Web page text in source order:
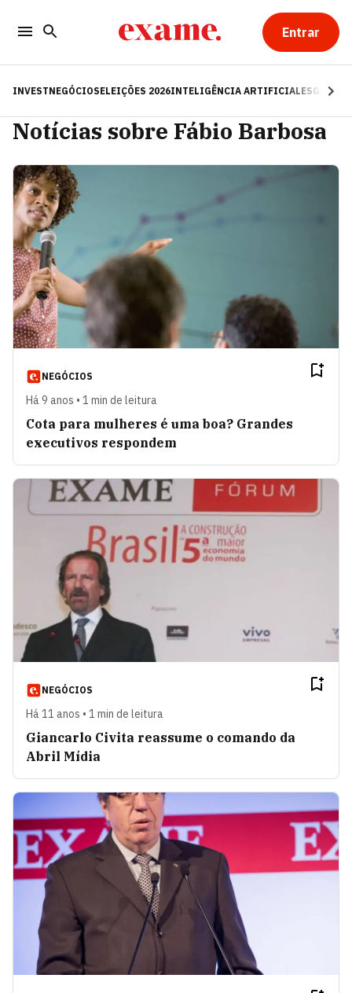
Entrar
INVESTNEGÓCIOSELEIÇÕES 2026INTELIGÊNCIA ARTIFICIALESG
Notícias sobre Fábio Barbosa
NEGÓCIOS
Há 9 anos • 1 min de leitura
Cota para mulheres é uma boa? Grandes
executivos respondem
NEGÓCIOS
Há 11 anos • 1 min de leitura
Giancarlo Civita reassume o comando da
Abril Mídia